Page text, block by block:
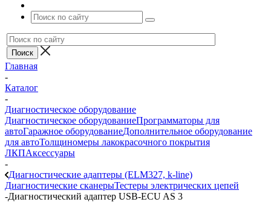
Главная
-
Каталог
-
Диагностическое оборудование
Диагностическое оборудованиеПрограмматоры для
автоГаражное оборудованиеДополнительное оборудование
для автоТолщиномеры лакокрасочного покрытия
ЛКПАксессуары
-
Диагностические адаптеры (ELM327, k-line)
Диагностические сканерыТестеры электрических цепей
-Диагностический адаптер USB-ECU AS 3